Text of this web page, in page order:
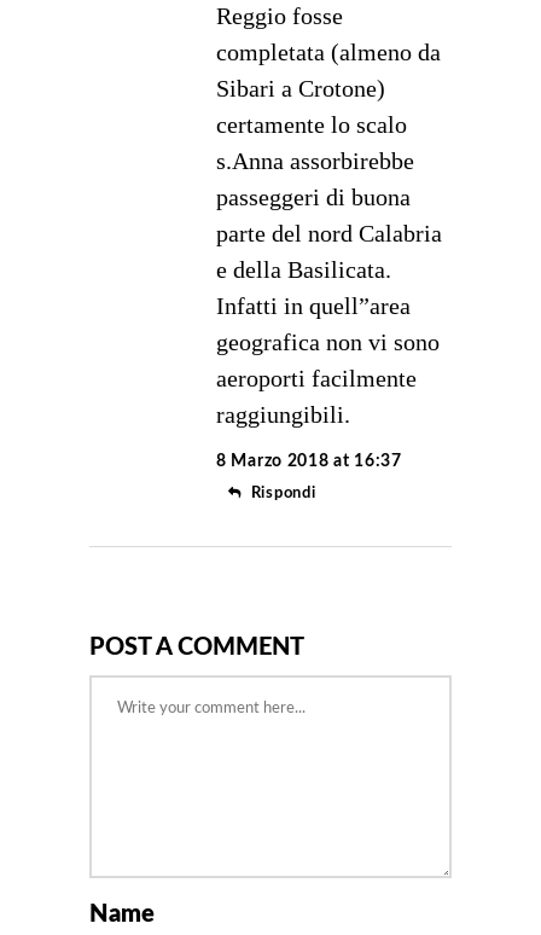
Reggio fosse
completata (almeno da
Sibari a Crotone)
certamente lo scalo
s.Anna assorbirebbe
passeggeri di buona
parte del nord Calabria
e della Basilicata.
Infatti in quell”area
geografica non vi sono
aeroporti facilmente
raggiungibili.
8 Marzo 2018 at 16:37
Rispondi
POST A COMMENT
Name